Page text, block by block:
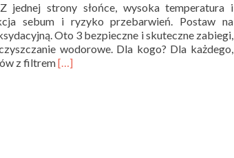
jednej strony słońce, wysoka temperatura i
sebum i ryzyko przebarwień. Postaw na
Oto 3 bezpieczne i skuteczne zabiegi,
wodorowe. Dla kogo? Dla każdego,
z filtremRead
[…]